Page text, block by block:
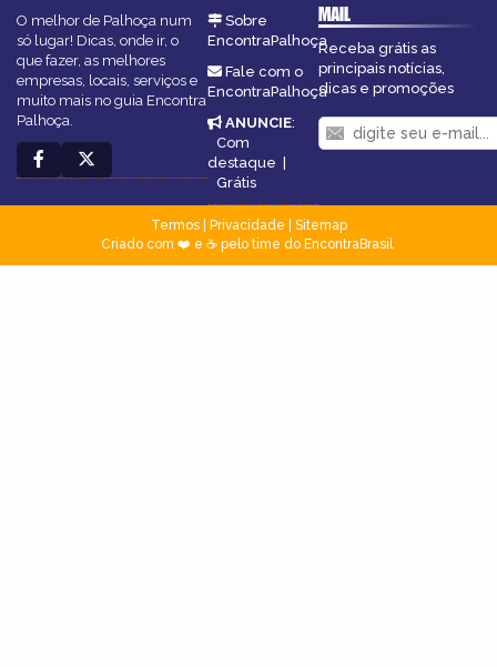
O melhor de Palhoça num
só lugar! Dicas, onde ir, o
que fazer, as melhores
empresas, locais, serviços e
muito mais no guia Encontra
Palhoça.
Sobre
EncontraPalhoça
Fale com o
EncontraPalhoça
ANUNCIE:
Com
destaque |
Grátis
MAIL
Receba grátis as
principais notícias,
dicas e promoções
Termos| Privacidade
Sitemap
Criado com ❤️ e ☕ pelo time do EncontraBrasil